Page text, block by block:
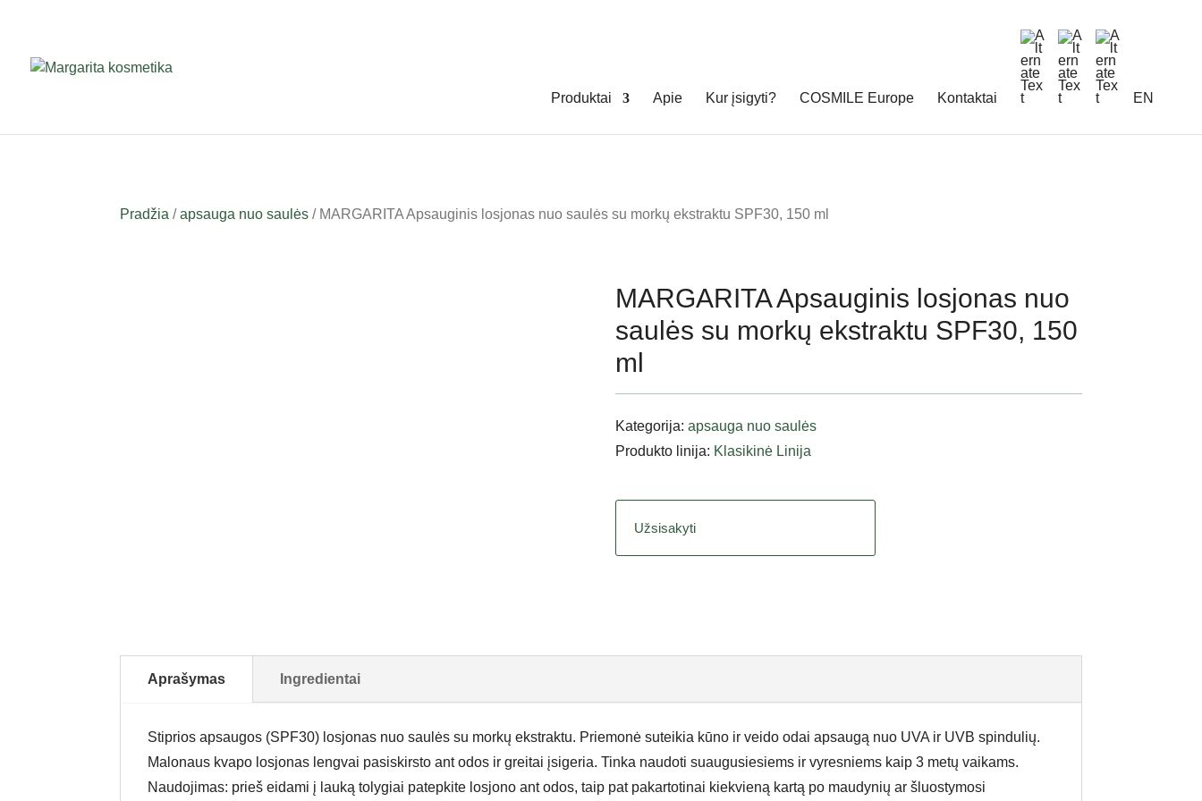
Produktai Apie Kur įsigyti? COSMILE Europe Kontaktai EN
Pradžia /apsauga nuo saulės / MARGARITA Apsauginis losjonas nuo saulės su morkų ekstraktu SPF30, 150 ml
MARGARITA Apsauginis losjonas nuo
saulės su morkų ekstraktu SPF30, 150
ml
Kategorija:apsauga nuo saulės
Produkto linija: Klasikinė Linija
Užsisakyti
Aprašymas Ingredientai
Stiprios apsaugos (SPF30) losjonas nuo saulės su morkų ekstraktu. Priemonė suteikia kūno ir veido odai apsaugą nuo UVA ir UVB spindulių.
Malonaus kvapo losjonas lengvai pasiskirsto ant odos ir greitai įsigeria. Tinka naudoti suaugusiesiems ir vyresniems kaip 3 metų vaikams.
Naudojimas: prieš eidami į lauką tolygiai patepkite losjono ant odos, taip pat pakartotinai kiekvieną kartą po maudynių ar šluostymosi